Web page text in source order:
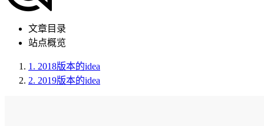
文章目录
站点概览
1. 2018版本的idea
2. 2019版本的idea